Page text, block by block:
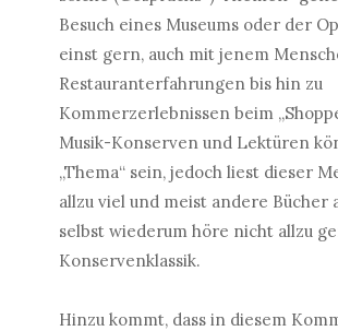
Besuch eines Museums oder der
einst gern, auch mit jenem
Restauranterfahrungen bis hin zu
Kommerzerlebnissen beim
Musik-Konserven und Lektüren
„Thema“ sein, jedoch liest dieser
allzu viel und meist andere Bücher
selbst wiederum höre nicht allzu
Konservenklassik.
Hinzu kommt, dass in diesem